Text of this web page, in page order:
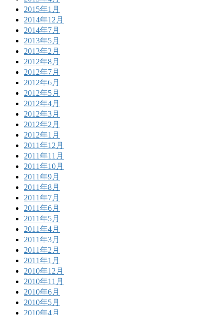
2015年1月
2014年12月
2014年7月
2013年5月
2013年2月
2012年8月
2012年7月
2012年6月
2012年5月
2012年4月
2012年3月
2012年2月
2012年1月
2011年12月
2011年11月
2011年10月
2011年9月
2011年8月
2011年7月
2011年6月
2011年5月
2011年4月
2011年3月
2011年2月
2011年1月
2010年12月
2010年11月
2010年6月
2010年5月
2010年4月